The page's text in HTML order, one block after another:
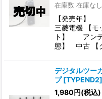
在庫数 在庫なし
【発売年
三菱電機 【
ト】 アンテ
態】 中古 【
デジタルツ
プ [TYPEND2]
1,980円(税込)